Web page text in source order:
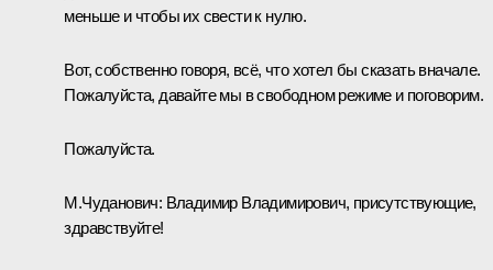
меньше и чтобы их свести к нулю.
Вот, собственно говоря, всё, что хотел бы сказать вначале.
Пожалуйста, давайте мы в свободном режиме и поговорим.
Пожалуйста.
М.Чуданович: Владимир Владимирович, присутствующие,
здравствуйте!